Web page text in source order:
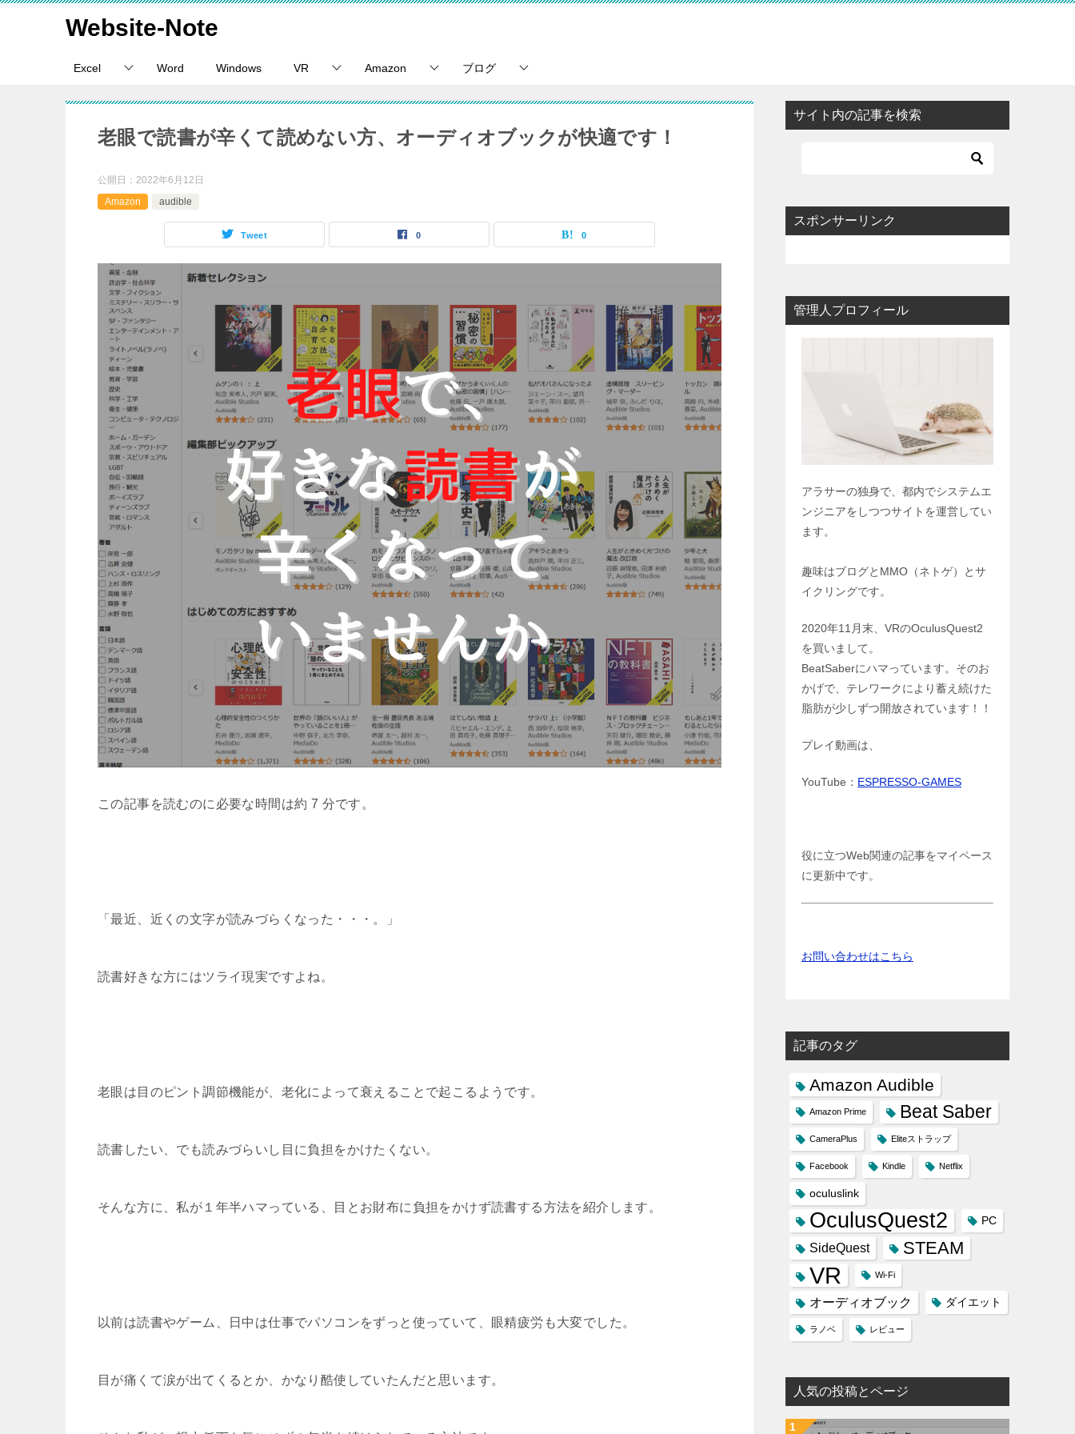
Website-Note
Excel Word Windows VR Amazon ブログ
老眼で読書が辛くて読めない方、オーディオブックが快適です！
公開日： 2022年6月12日
Amazon
audible
Tweet 0 0
この記事を読むのに必要な時間は約 7 分です。
「最近、近くの文字が読みづらくなった・・・。」
読書好きな方にはツライ現実ですよね。
老眼は目のピント調節機能が、老化によって衰えることで起こるようです。
読書したい、でも読みづらいし目に負担をかけたくない。
そんな方に、私が１年半ハマっている、目とお財布に負担をかけず読書する方法を紹介します。
以前は読書やゲーム、日中は仕事でパソコンをずっと使っていて、眼精疲労も大変でした。
目が痛くて涙が出てくるとか、かなり酷使していたんだと思います。
サイト内の記事を検索
スポンサーリンク
管理人プロフィール
アラサーの独身で、都内でシステムエ
ンジニアをしつつサイトを運営してい
ます。
趣味はブログとMMO（ネトゲ）とサ
イクリングです。
2020年11月末、VRのOculusQuest2
を買いまして。
BeatSaberにハマっています。そのお
かげで、テレワークにより蓄え続けた
脂肪が少しずつ開放されています！！
プレイ動画は、
YouTube： ESPRESSO-GAMES
役に立つWeb関連の記事をマイペース
に更新中です。
お問い合わせはこちら
記事のタグ
Amazon Audible
Amazon Prime Beat Saber
CameraPlus Eliteストラップ
Facebook Kindle Netflix
oculuslink
OculusQuest2 PC
SideQuest STEAM
VR Wi-Fi
オーディオブック ダイエット
ラノベ レビュー
人気の投稿とページ